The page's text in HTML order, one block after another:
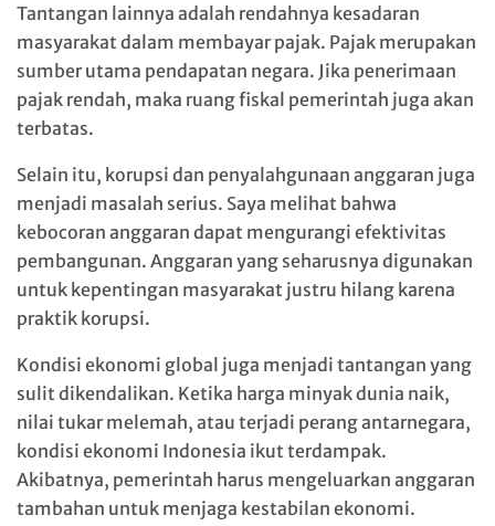
Tantangan lainnya adalah rendahnya kesadaran
masyarakat dalam membayar pajak. Pajak merupakan
sumber utama pendapatan negara. Jika penerimaan
pajak rendah, maka ruang fiskal pemerintah juga akan
terbatas.
Selain itu, korupsi dan penyalahgunaan anggaran juga
menjadi masalah serius. Saya melihat bahwa
kebocoran anggaran dapat mengurangi efektivitas
pembangunan. Anggaran yang seharusnya digunakan
untuk kepentingan masyarakat justru hilang karena
praktik korupsi.
Kondisi ekonomi global juga menjadi tantangan yang
sulit dikendalikan. Ketika harga minyak dunia naik,
nilai tukar melemah, atau terjadi perang antarnegara,
kondisi ekonomi Indonesia ikut terdampak.
Akibatnya, pemerintah harus mengeluarkan anggaran
tambahan untuk menjaga kestabilan ekonomi.